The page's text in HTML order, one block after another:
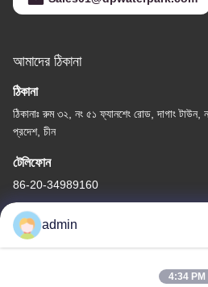
আমাদের ঠিকানা
ঠিকানা
ঠিকানাঃ রুম ৩২, নং ৫১ ফ্যানশেং রোড, দাগাং টাউন,
প্রদেশ, চীন
টেলিফোন
86-20-34989160
গোপনীয়তা নীতি|
admin
4:34 PM